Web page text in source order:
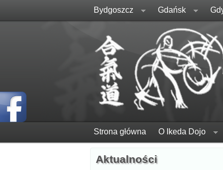
Bydgoszcz Gdańsk
Strona główna O Ikeda Dojo
Aktualności